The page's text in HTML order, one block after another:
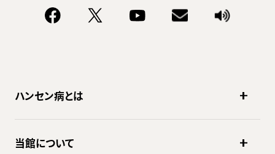
ハンセン病とは
当館について